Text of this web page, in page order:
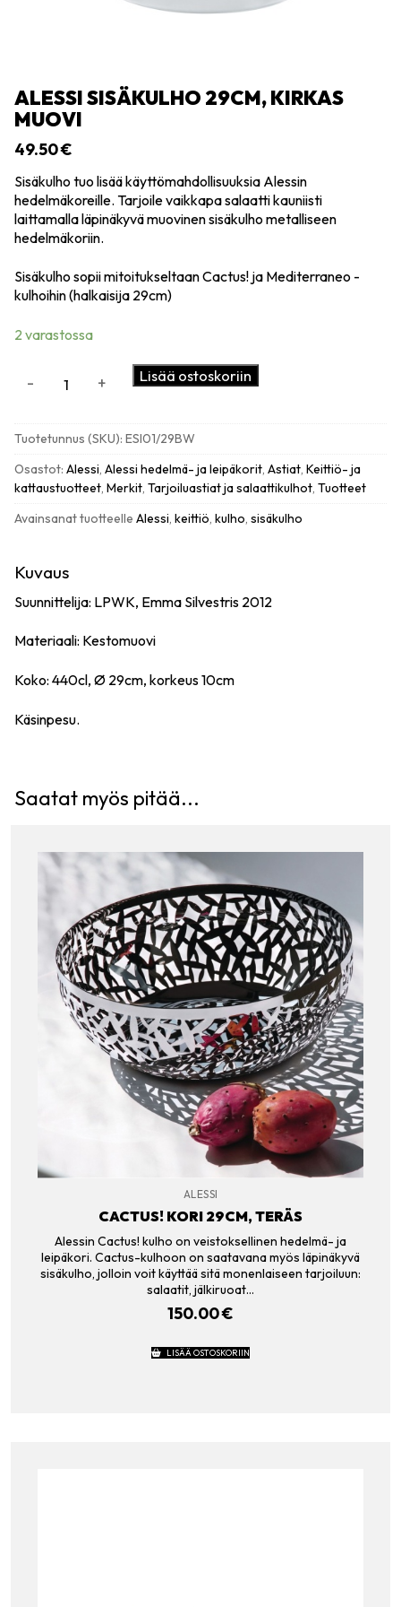
ALESSI SISÄKULHO 29CM, KIRKAS
MUOVI
49.50€
Sisäkulho tuo lisää käyttömahdollisuuksia Alessin
hedelmäkoreille. Tarjoile vaikkapa salaatti kauniisti
laittamalla läpinäkyvä muovinen sisäkulho metalliseen
hedelmäkoriin.
Sisäkulho sopii mitoitukseltaan Cactus! ja Mediterraneo -
kulhoihin (halkaisija 29cm)
2 varastossa
Sisäkulho
muovi
määrä
- + Lisää ostoskoriin
Tuotetunnus (SKU): ESI01/29BW
Osastot: Alessi, Alessi hedelmä- ja leipäkorit, Astiat, Keittiö- ja
kattaustuotteet, Merkit, Tarjoiluastiat ja salaattikulhot, Tuotteet
Avainsanat tuotteelle Alessi, keittiö, kulho, sisäkulho
Kuvaus
Suunnittelija: LPWK, Emma Silvestris 2012
Materiaali: Kestomuovi
Koko: 440cl, Ø 29cm, korkeus 10cm
Käsinpesu.
Saatat myös pitää...
ALESSI
CACTUS! KORI 29CM, TERÄS
Alessin Cactus! kulho on veistoksellinen hedelmä- ja
leipäkori. Cactus-kulhoon on saatavana myös läpinäkyvä
sisäkulho, jolloin voit käyttää sitä monenlaiseen tarjoiluun:
salaatit, jälkiruoat…
150.00€
LISÄÄ OSTOSKORIIN